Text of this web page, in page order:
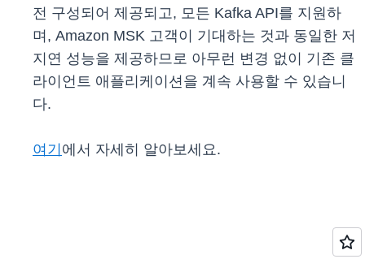
전 구성되어 제공되고, 모든 Kafka API를 지원하
며, Amazon MSK 고객이 기대하는 것과 동일한 저
지연 성능을 제공하므로 아무런 변경 없이 기존 클
라이언트 애플리케이션을 계속 사용할 수 있습니
다.
여기 에서 자세히 알아보세요.